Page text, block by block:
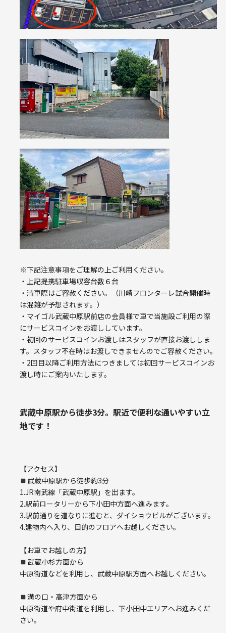
※下記注意事項をご理解の上ご利用ください。
・上記提携駐車場収容台数６台
・満車際はご容赦ください。（川崎フロンターレ試合開催時
は混雑が予想されます。）
・マイゴル武蔵中原駅前店の会員様で車で当施設ご利用の際
にサービスコインをお渡ししています。
・初回のサービスコインお渡しはスタッフが直接お渡ししま
す。スタッフ不在時はお渡しできませんのでご容赦ください。
・2回目以降ご利用方法につきましては初回サービスコインお
渡し時にご案内いたします。
武蔵中原駅から徒歩3分。駅近で便利な通いやすい立
地です！
【アクセス】
武蔵中原駅から徒歩約3分
1.JR南武線「武蔵中原駅」を出ます。
2.駅前ロータリーから下小田中方面へ進みます。
3.駅前通りを道なりに進むと、ダイショウビルがございます。
4.建物内へ入り、目的のフロアへお越しください。
【お車でお越しの方】
武蔵小杉方面から
中原街道などを利用し、武蔵中原駅方面へお越しください。
溝の口・高津方面から
中原街道や府中街道を利用し、下小田中エリアへお進みくだ
さい。